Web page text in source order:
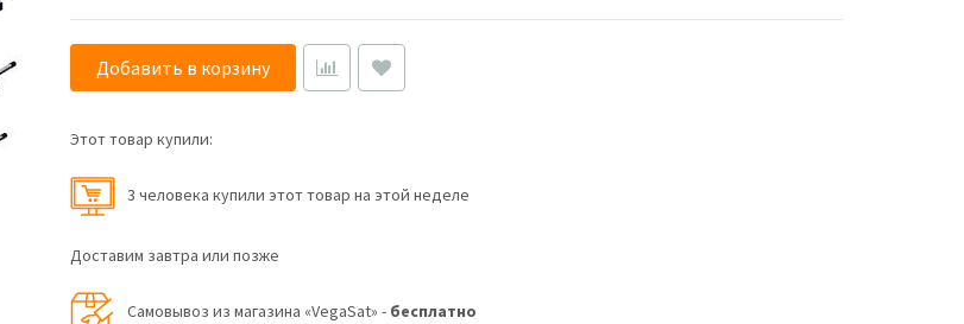
Добавить в корзину
Этот товар купили:
3 человекa купили этот товар на этой неделе
Доставим завтра или позже
Самовывоз из магазина «VegaSat» - бесплатно